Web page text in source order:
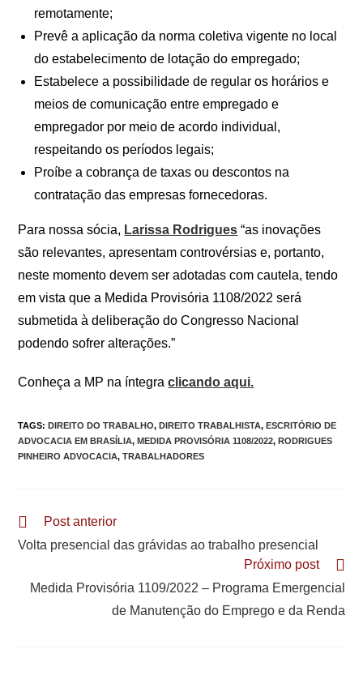
remotamente;
Prevê a aplicação da norma coletiva vigente no local
do estabelecimento de lotação do empregado;
Estabelece a possibilidade de regular os horários e
meios de comunicação entre empregado e
empregador por meio de acordo individual,
respeitando os períodos legais;
Proíbe a cobrança de taxas ou descontos na
contratação das empresas fornecedoras.
Para nossa sócia, Larissa Rodrigues “as inovações
são relevantes, apresentam controvérsias e, portanto,
neste momento devem ser adotadas com cautela, tendo
em vista que a Medida Provisória 1108/2022 será
submetida à deliberação do Congresso Nacional
podendo sofrer alterações.”
Conheça a MP na íntegraclicando aqui.
TAGS:DIREITO DO TRABALHO, DIREITO TRABALHISTA, ESCRITÓRIO DE
ADVOCACIA EM BRASÍLIA, MEDIDA PROVISÓRIA 1108/2022, RODRIGUES
PINHEIRO ADVOCACIA, TRABALHADORES
Leia
artigos
Post anterior
Volta presencial das grávidas ao trabalho presencial
Próximo post
Medida Provisória 1109/2022 – Programa Emergencial
de Manutenção do Emprego e da Renda